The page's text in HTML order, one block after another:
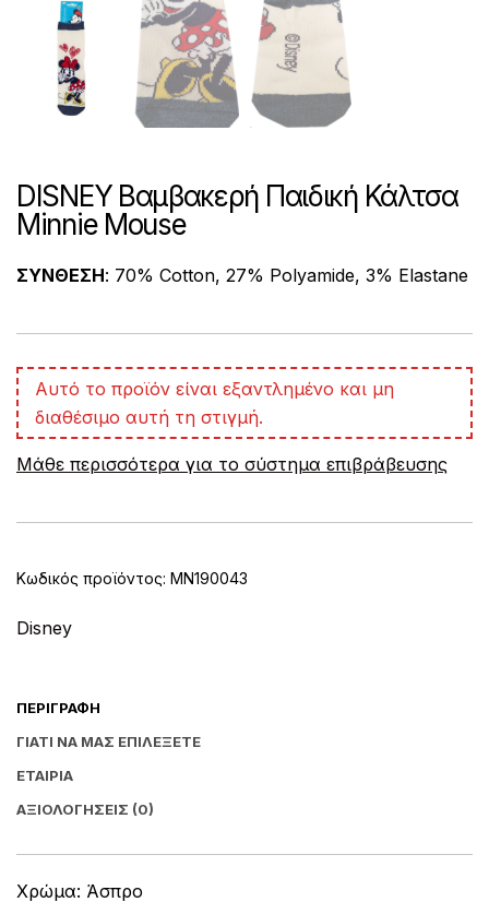
DISNEY Βαμβακερή Παιδική Κάλτσα
Minnie Mouse
ΣΥΝΘΕΣΗ: 70% Cotton, 27% Polyamide, 3% Elastane
Αυτό το προϊόν είναι εξαντλημένο και μη
διαθέσιμο αυτή τη στιγμή.
Μάθε περισσότερα για το σύστημα επιβράβευσης
Κωδικός προϊόντος: MN190043
Disney
ΠΕΡΙΓΡΑΦΉ
ΓΙΑΤΊ ΝΑ ΜΑΣ ΕΠΙΛΈΞΕΤΕ
ΕΤΑΙΡΊΑ
ΑΞΙΟΛΟΓΉΣΕΙΣ (0)
Χρώμα: Άσπρο